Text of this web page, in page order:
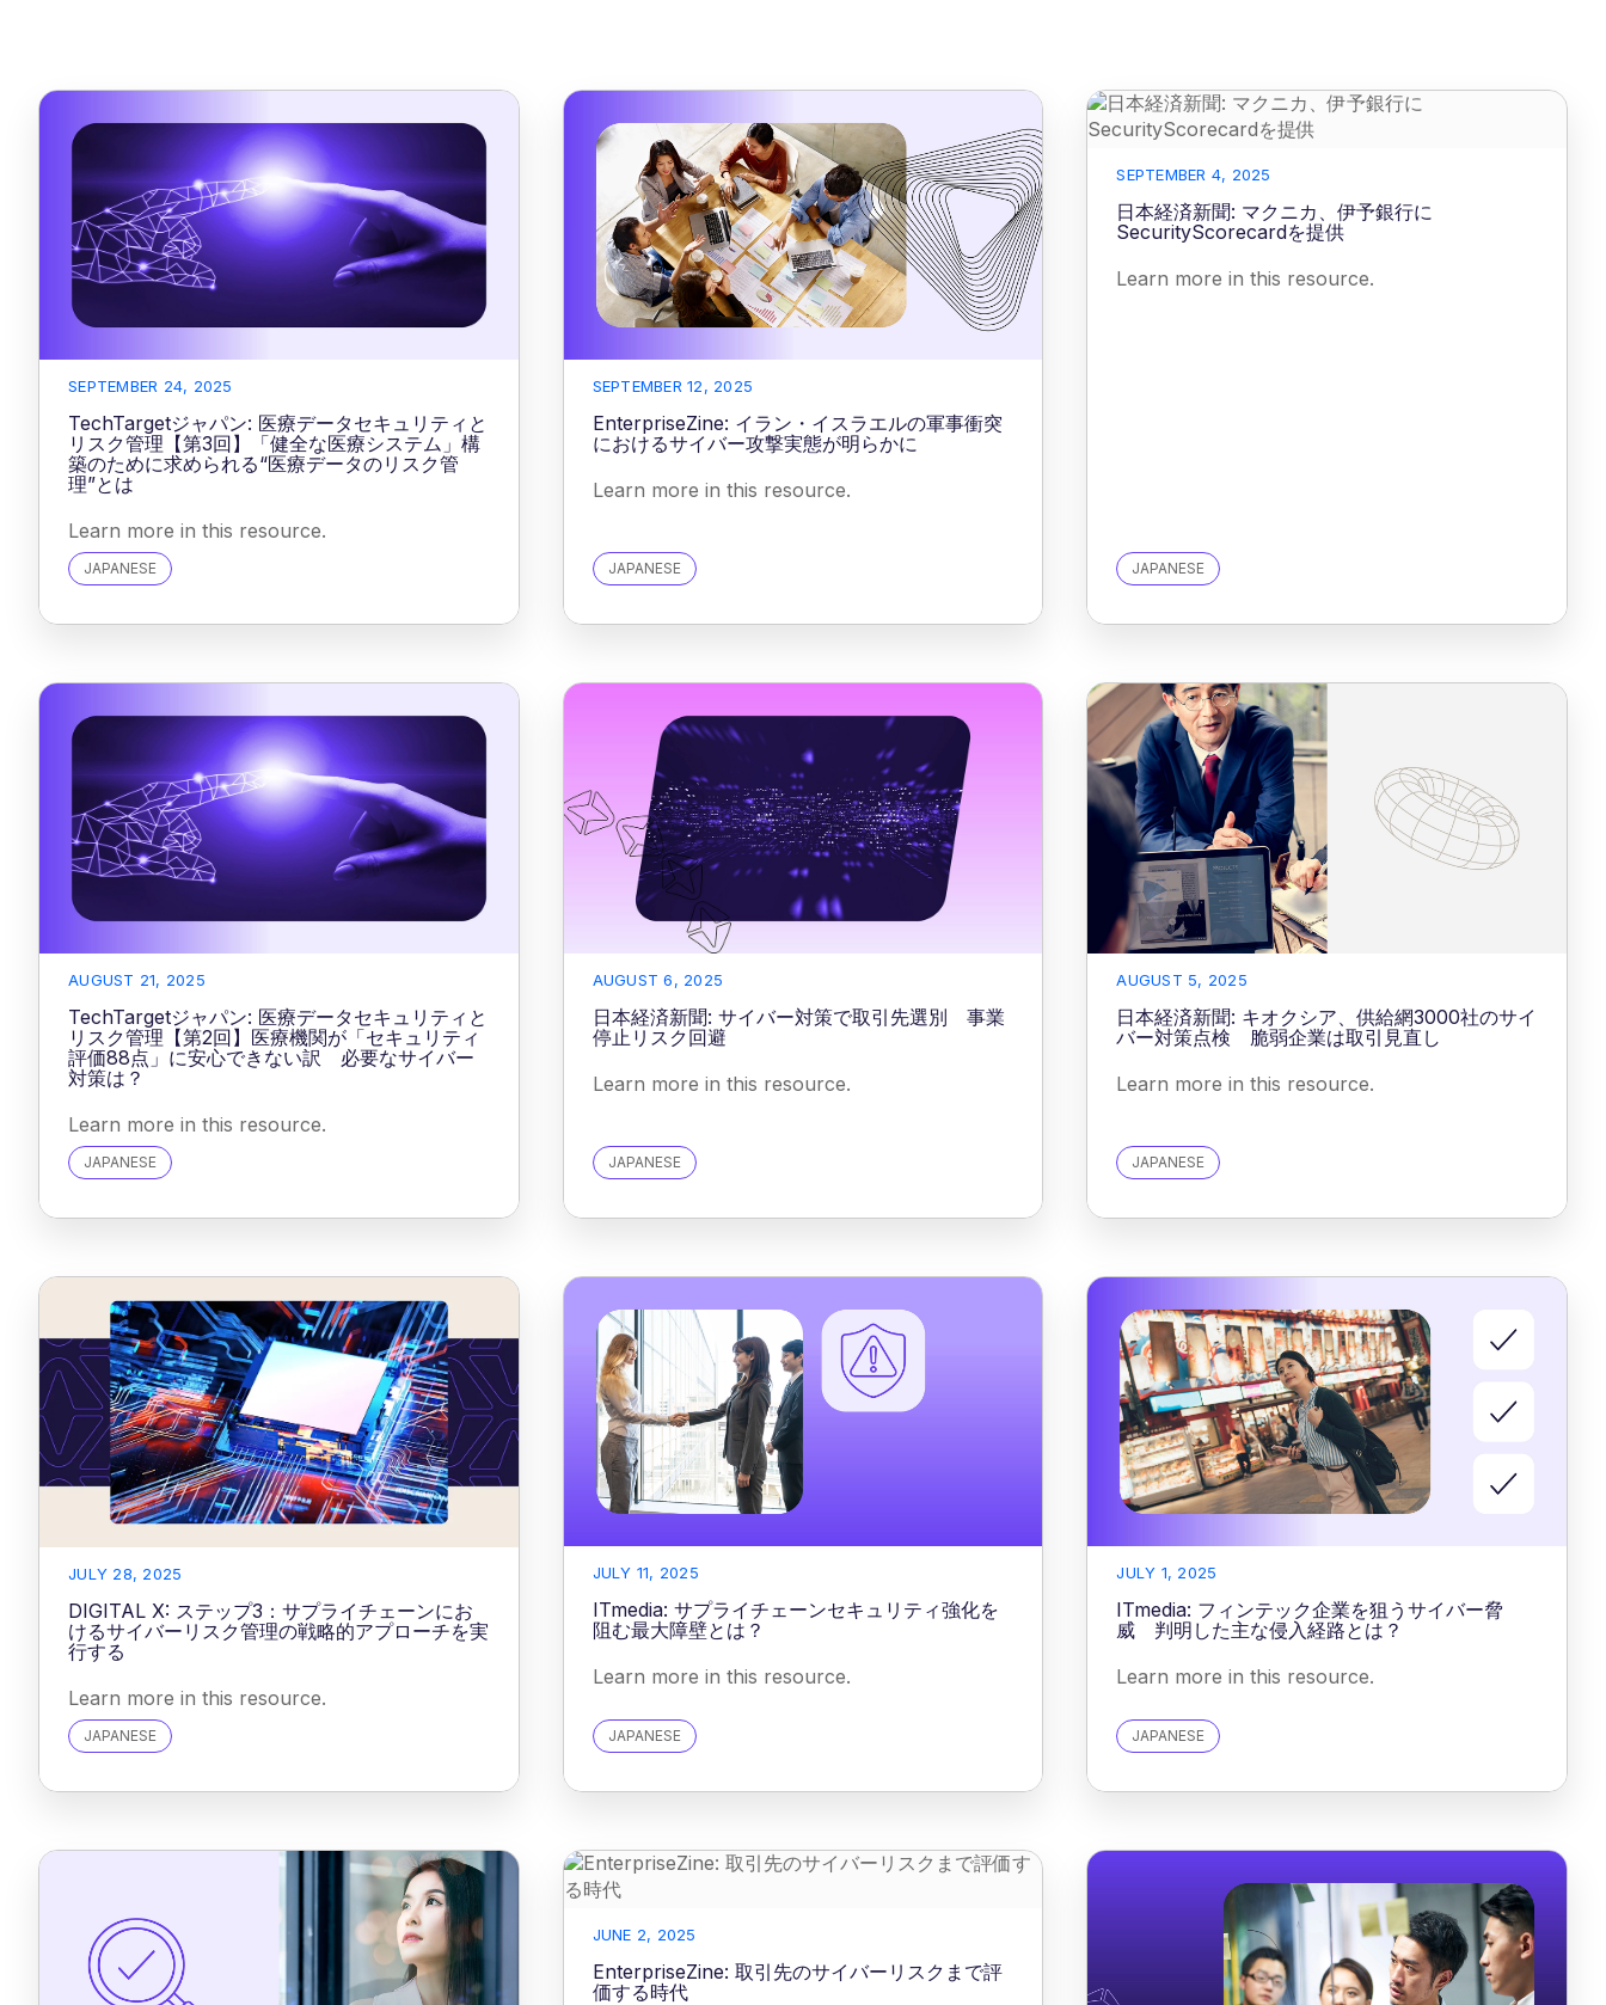
SEPTEMBER 24, 2025
TechTargetジャパン: 医療データセキュリティと
リスク管理【第3回】「健全な医療システム」構
築のために求められる“医療データのリスク管
理”とは
Learn more in this resource.
JAPANESE
SEPTEMBER 12, 2025
EnterpriseZine: イラン・イスラエルの軍事衝突
におけるサイバー攻撃実態が明らかに
Learn more in this resource.
JAPANESE
SEPTEMBER 4, 2025
日本経済新聞: マクニカ、伊予銀行に
SecurityScorecardを提供
Learn more in this resource.
JAPANESE
AUGUST 21, 2025
TechTargetジャパン: 医療データセキュリティと
リスク管理【第2回】医療機関が「セキュリティ
評価88点」に安心できない訳 必要なサイバー
対策は？
Learn more in this resource.
JAPANESE
AUGUST 6, 2025
日本経済新聞: サイバー対策で取引先選別 事業
停止リスク回避
Learn more in this resource.
JAPANESE
AUGUST 5, 2025
日本経済新聞: キオクシア、供給網3000社のサイ
バー対策点検 脆弱企業は取引見直し
Learn more in this resource.
JAPANESE
JULY 28, 2025
DIGITAL X: ステップ3：サプライチェーンにお
けるサイバーリスク管理の戦略的アプローチを実
行する
Learn more in this resource.
JAPANESE
JULY 11, 2025
ITmedia: サプライチェーンセキュリティ強化を
阻む最大障壁とは？
Learn more in this resource.
JAPANESE
JULY 1, 2025
ITmedia: フィンテック企業を狙うサイバー脅
威 判明した主な侵入経路とは？
Learn more in this resource.
JAPANESE
JUNE 2, 2025
EnterpriseZine: 取引先のサイバーリスクまで評
価する時代